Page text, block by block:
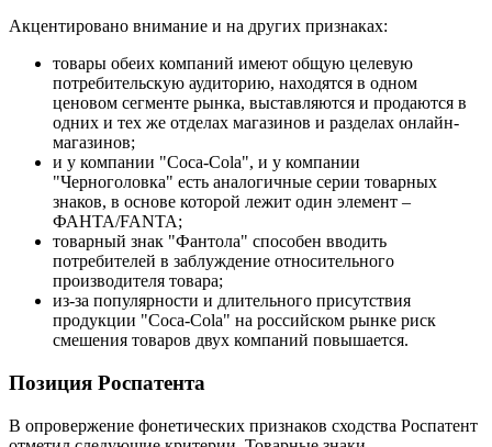
Акцентировано внимание и на других признаках:
товары обеих компаний имеют общую целевую
потребительскую аудиторию, находятся в одном
ценовом сегменте рынка, выставляются и продаются в
одних и тех же отделах магазинов и разделах онлайн-
магазинов;
и у компании "Coca-Cola", и у компании
"Черноголовка" есть аналогичные серии товарных
знаков, в основе которой лежит один элемент –
ФАНТА/FANTA;
товарный знак "Фантола" способен вводить
потребителей в заблуждение относительного
производителя товара;
из-за популярности и длительного присутствия
продукции "Coca-Cola" на российском рынке риск
смешения товаров двух компаний повышается.
Позиция Роспатента
В опровержение фонетических признаков сходства Роспатент